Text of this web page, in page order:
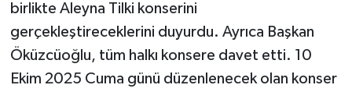
birlikte Aleyna Tilki konserini
gerçekleştireceklerini duyurdu. Ayrıca Başkan
Öküzcüoğlu, tüm halkı konsere davet etti. 10
Ekim 2025 Cuma günü düzenlenecek olan konser